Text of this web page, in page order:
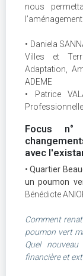
nous
• Daniela
Villes et
Adaptation,
ADEME
• Patrice
Focus n°
avec
•Quartier
un poumon
Bénédicte
Comment
poumon vert
Quel
financière et